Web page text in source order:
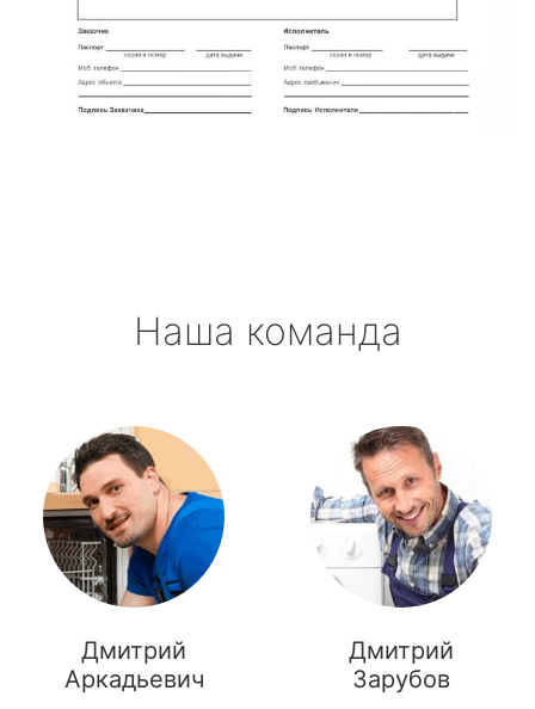
Наша команда
Дмитрий
Аркадьевич
Дмитрий
Зарубов